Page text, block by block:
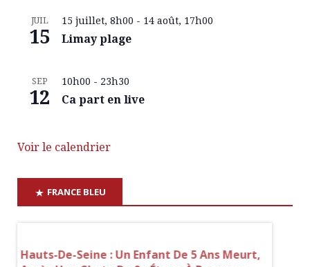
JUIL
15
15 juillet, 8h00 - 14 août, 17h00
Limay plage
SEP
12
10h00 - 23h30
Ca part en live
Voir le calendrier
FRANCE BLEU
Hauts-De-Seine : Un Enfant De 5 Ans Meurt,